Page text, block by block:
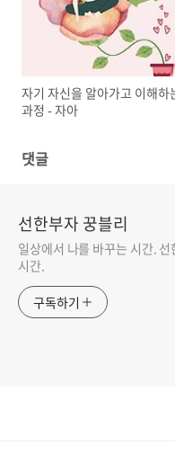
자기 자신을 알아가고 이해하
과정 - 자아
댓글
선한부자 꿍블리
일상에서 나를 바꾸는 시간.
시간.
구독하기